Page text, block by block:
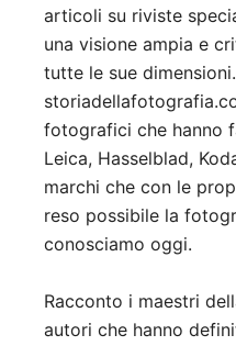
articoli su riviste
una visione ampia e
tutte le sue
fotografici che hanno
Leica, Hasselblad,
marchi che con le
reso possibile la
conosciamo oggi.
Racconto i maestri
autori che hanno